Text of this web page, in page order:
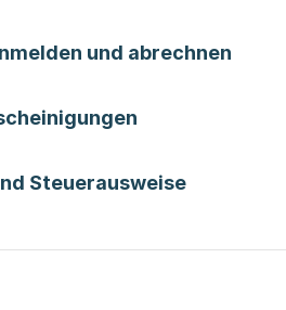
und abrechnen
Steuerausweise